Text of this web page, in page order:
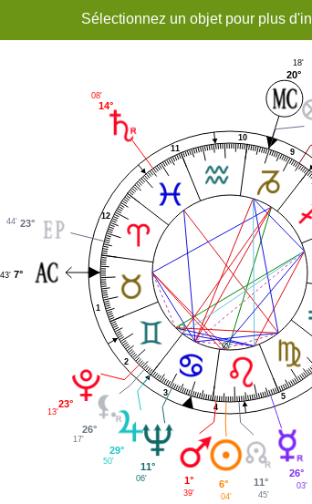
Sélectionnez un objet pour plus
1
2
3
4
5
9
10
11
12
20°
18'
14°
08'
23°
44'
7°
43'
23°
13'
26°
17'
29°
50' 11°
06' 1°
39'
6°
04'
11°
45'
26°
03'